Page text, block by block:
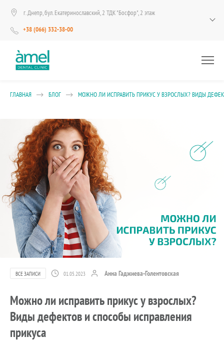
г. Днепр, бул. Екатеринославский, 2 ТДК "Босфор", 2 этаж
+38 (066) 332-38-00
ГЛАВНАЯ БЛОГ МОЖНО ЛИ ИСПРАВИТЬ ПРИКУС У ВЗРОСЛЫХ? ВИДЫ
ВСЕ ЗАПИСИ 01.05.2023 Анна Гаджиева-Голентовская
Можно ли исправить прикус у взрослых?
Виды дефектов и способы исправления
прикуса